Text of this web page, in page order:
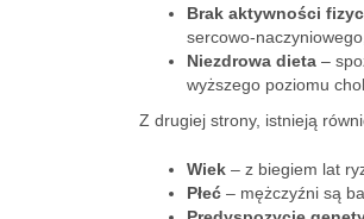
Brak aktywności
sercowo-naczyniowego,
Niezdrowa dieta –
wyższego poziomu
Z drugiej strony, istnieją
Wiek – z biegiem lat
Płeć – mężczyźni są